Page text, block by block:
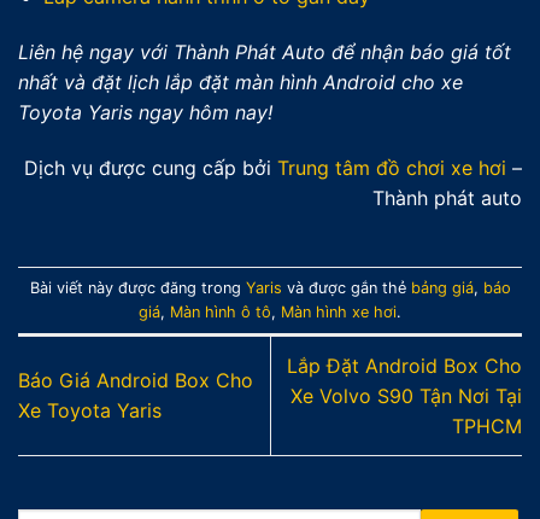
Liên hệ ngay với Thành Phát Auto để nhận báo giá tốt
nhất và đặt lịch lắp đặt màn hình Android cho xe
Toyota Yaris ngay hôm nay!
Dịch vụ được cung cấp bởi Trung tâm đồ chơi xe hơi –
Thành phát auto
Bài viết này được đăng trong Yaris và được gắn thẻ bảng giá, báo
giá, Màn hình ô tô, Màn hình xe hơi.
Báo Giá Android Box Cho
Xe Toyota Yaris
Lắp Đặt Android Box Cho
Xe Volvo S90 Tận Nơi Tại
TPHCM